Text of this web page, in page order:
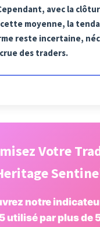
avec la
moyenne, la
reste incertaine,
des traders.
Votre
notre
utilisé par plus de